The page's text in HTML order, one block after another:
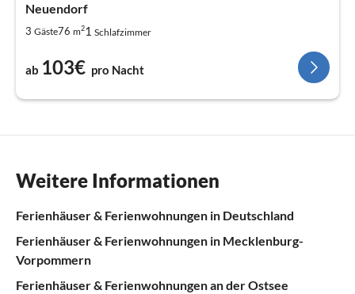
Neuendorf
3 Gäste76 m21 Schlafzimmer
ab 103€ pro Nacht
Weitere Informationen
Ferienhäuser & Ferienwohnungen in Deutschland
Ferienhäuser & Ferienwohnungen in Mecklenburg-
Vorpommern
Ferienhäuser & Ferienwohnungen an der Ostsee